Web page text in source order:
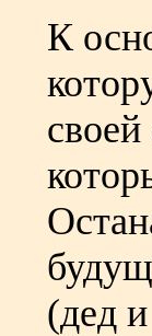
К
(дед